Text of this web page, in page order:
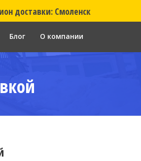
доставки: Смоленск
Блог О компании